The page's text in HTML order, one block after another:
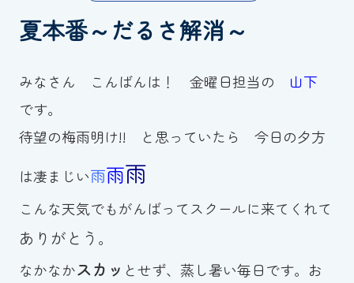
保護者の方へ
採用情報
お知らせ
波スイタイムズ
お問い合わせ
夏本番～だるさ解消～
みなさん こんばんは！ 金曜日担当の 山下
です。
待望の梅雨明け!! と思っていたら 今日の夕方
は凄まじい雨雨雨
こんな天気でもがんばってスクールに来てくれて
ありがとう 。
なかなかスカッ とせず、蒸し暑い毎日です。お